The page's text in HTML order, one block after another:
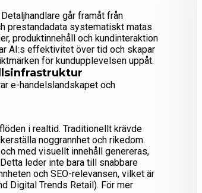
går framåt från
prestandadata systematiskt matas
produktinnehåll och kundinteraktion
AI:s effektivitet över tid och skapar
för kundupplevelsen uppåt.
e-handelslandskapet och
i realtid. Traditionellt krävde
noggrannhet och rikedom.
med visuellt innehåll genereras,
leder inte bara till snabbare
och SEO-relevansen, vilket är
Digital Trends Retail). För mer